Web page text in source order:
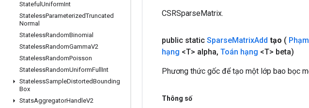
Stateful UniformInt
StatelessParameterizedTruncated
Normal
StatelessRandomBinomial
StatelessRandomGammaV2
StatelessRandomPoisson
StatelessRandomUniformFull Int
StatelessSampleDistortedBounding
Box
StatsAggregatorHandleV2
CSRSparseMatrix.
public static SparseMatrixAdd tạo ( Phạm
hạng <T> alpha, Toán hạng <T> beta)
Phương thức gốc để tạo một lớp bao bọc
Thông số